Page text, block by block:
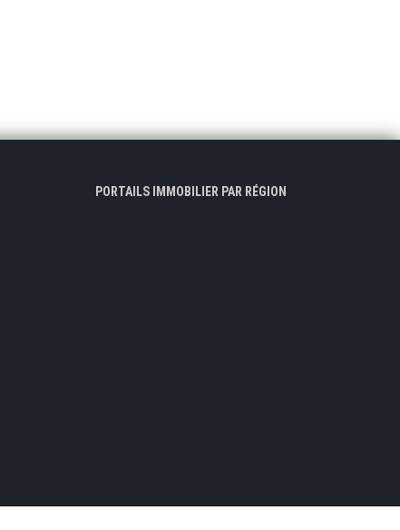
PORTAILS IMMOBILIER PAR RÉGION